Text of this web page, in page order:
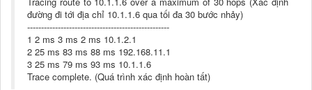
đường đi tới địa chỉ 10.1.1.6 qua tối đa 30 bước nhảy)
---------------------------------------------------
1 2 ms 3 ms 2 ms 10.1.2.1
2 25 ms 83 ms 88 ms 192.168.11.1
3 25 ms 79 ms 93 ms 10.1.1.6
Trace complete. (Quá trình xác định hoàn tất)